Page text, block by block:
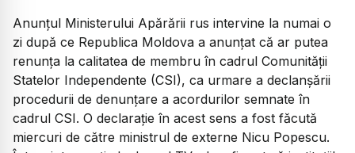
Anunţul Ministerului Apărării rus intervine la numai o
zi după ce Republica Moldova a anunţat că ar putea
renunţa la calitatea de membru în cadrul Comunităţii
Statelor Independente (CSI), ca urmare a declanşării
procedurii de denunţare a acordurilor semnate în
cadrul CSI. O declaraţie în acest sens a fost făcută
miercuri de către ministrul de externe Nicu Popescu.